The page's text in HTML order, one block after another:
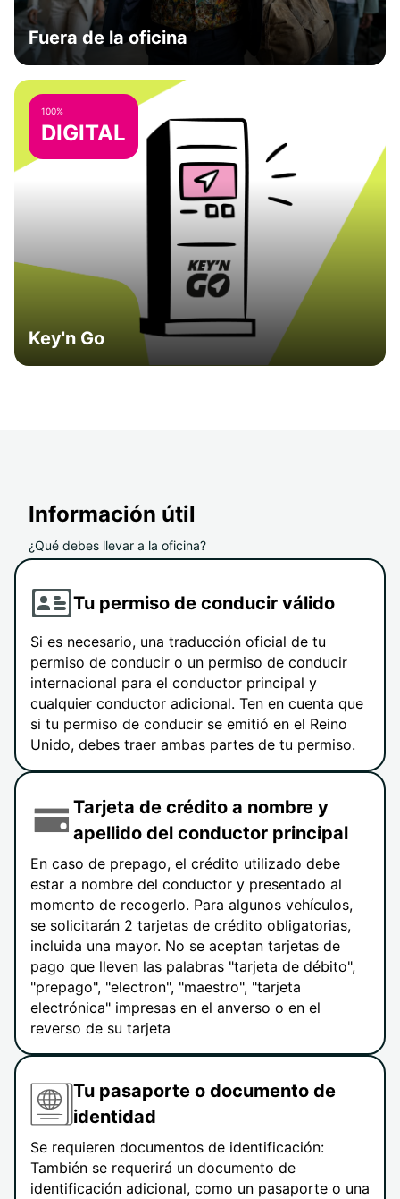
Fuera de la oficina
100%
DIGITAL
Key'n Go
Información útil
¿Qué debes llevar a la oficina?
Tu permiso de conducir válido
Si es necesario, una traducción oficial de tu
permiso de conducir o un permiso de conducir
internacional para el conductor principal y
cualquier conductor adicional. Ten en cuenta que
si tu permiso de conducir se emitió en el Reino
Unido, debes traer ambas partes de tu permiso.
Tarjeta de crédito a nombre y
apellido del conductor principal
En caso de prepago, el crédito utilizado debe
estar a nombre del conductor y presentado al
momento de recogerlo. Para algunos vehículos,
se solicitarán 2 tarjetas de crédito obligatorias,
incluida una mayor. No se aceptan tarjetas de
pago que lleven las palabras "tarjeta de débito",
"prepago", "electron", "maestro", "tarjeta
electrónica" impresas en el anverso o en el
reverso de su tarjeta
Tu pasaporte o documento de
identidad
Se requieren documentos de identificación:
También se requerirá un documento de
identificación adicional, como un pasaporte o una